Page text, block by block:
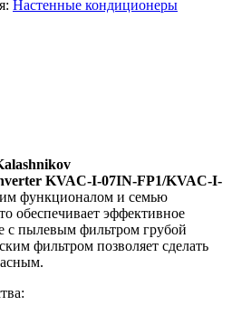
Настенные кондиционеры
KVAC-I-07IN-FP1/KVAC-I-
функционалом и семью
обеспечивает эффективное
с пылевым фильтром грубой
фильтром позволяет сделать